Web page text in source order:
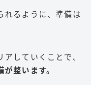
れるように、準備は
していくことで、
整います。